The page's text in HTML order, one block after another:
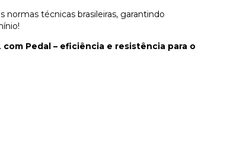
técnicas brasileiras, garantindo
Pedal – eficiência e resistência para o